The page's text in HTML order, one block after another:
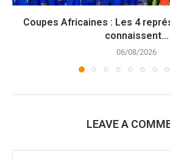
Coupes Africaines : Les 4
connaissent...
06/08/2026
LEAVE A